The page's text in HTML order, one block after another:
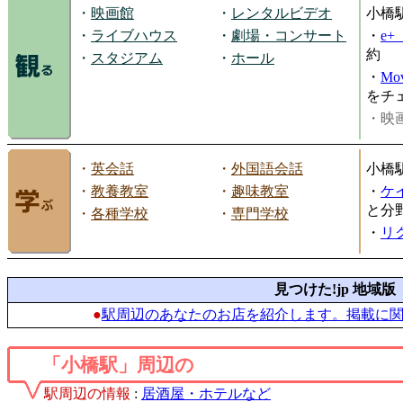
・ 映画館 ・ レンタルビデオ
・ ライブハウス ・ 劇場・コンサート
・ スタジアム ・ ホール
小橋
・ e+
約
・
をチ
・映
・ 英会話 ・ 外国語会話
・ 教養教室 ・ 趣味教室
・ 各種学校 ・ 専門学校
小橋
・ ケ
と分
・ リ
見つけた!jp 地域版
●駅周辺のあなたのお店を紹介します。掲載に
「小橋駅」周辺の
駅周辺の情報 : 居酒屋・ホテルなど